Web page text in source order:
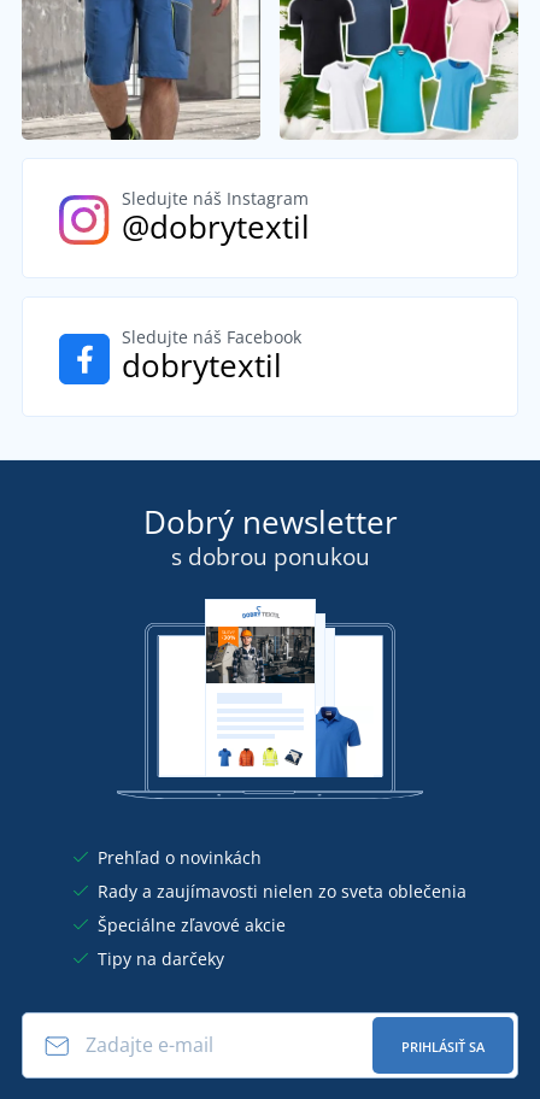
Sledujte náš Instagram
@dobrytextil
Sledujte náš Facebook
dobrytextil
Dobrý newsletter
s dobrou ponukou
Prehľad o novinkách
Rady a zaujímavosti nielen zo sveta oblečenia
Špeciálne zľavové akcie
Tipy na darčeky
PRIHLÁSIŤ SA